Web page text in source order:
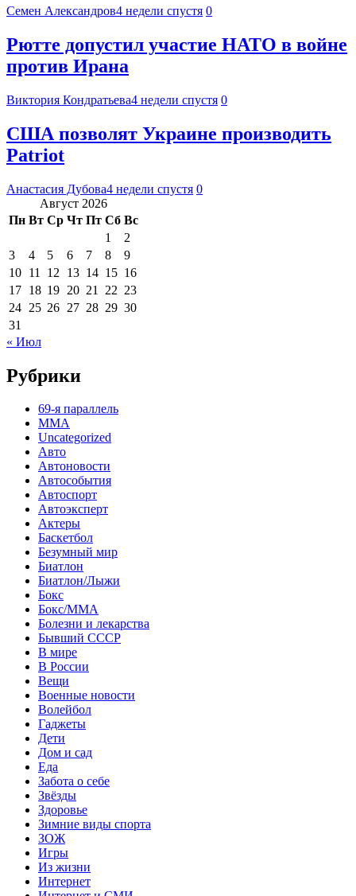
Семен Александров4 недели спустя 0
Рютте допустил участие НАТО в войне
против Ирана
Виктория Кондратьева4 недели спустя 0
США позволят Украине производить
Patriot
Анастасия Дубова4 недели спустя 0
Август 2026
Пн Вт Ср Чт Пт Сб Вс
1
2
3
4 5 6 7 8
9
10 11 12 13 14 15 16
17 18 19 20 21 22 23
24 25 26 27 28 29 30
31
« Июл
Рубрики
69-я параллель
MMA
Uncategorized
Авто
Автоновости
Автособытия
Автоспорт
Автоэксперт
Актеры
Баскетбол
Безумный мир
Биатлон
Биатлон/Лыжи
Бокс
Бокс/MMA
Болезни и лекарства
Бывший СССР
В мире
В России
Вещи
Военные новости
Волейбол
Гаджеты
Дети
Дом и сад
Еда
Забота о себе
Звёзды
Здоровье
Зимние виды спорта
ЗОЖ
Игры
Из жизни
Интернет